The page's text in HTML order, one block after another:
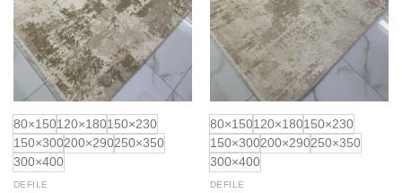
80×150120×180150×230
150×300200×290250×350
300×400
DEFILE
80×150120×180150×230
150×300200×290250×350
300×400
DEFILE